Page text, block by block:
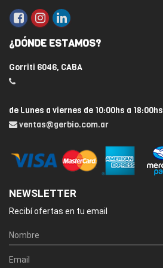
¿DÓNDE ESTAMOS?
Gorriti 6046, CABA
de Lunes a viernes de 10:00hs a 18:00hs
ventas@gerbio.com.ar
NEWSLETTER
Recibí ofertas en tu email